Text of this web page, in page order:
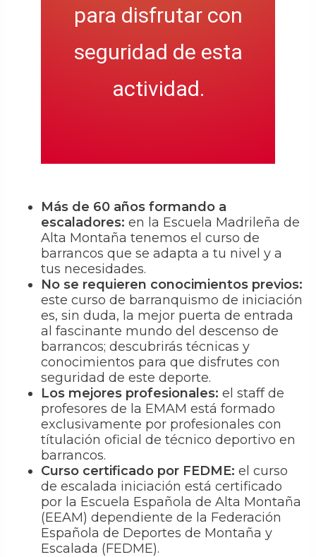
para disfrutar con
seguridad de esta
actividad.
Más de 60 años formando a
escaladores: en la Escuela Madrileña de
Alta Montaña tenemos el curso de
barrancos que se adapta a tu nivel y a
tus necesidades.
No se requieren conocimientos previos:
este curso de barranquismo de iniciación
es, sin duda, la mejor puerta de entrada
al fascinante mundo del descenso de
barrancos; descubrirás técnicas y
conocimientos para que disfrutes con
seguridad de este deporte.
Los mejores profesionales: el staff de
profesores de la EMAM está formado
exclusivamente por profesionales con
títulación oficial de técnico deportivo en
barrancos.
Curso certificado por FEDME: el curso
de escalada iniciación está certificado
por la Escuela Española de Alta Montaña
(EEAM) dependiente de la Federación
Española de Deportes de Montaña y
Escalada (FEDME).